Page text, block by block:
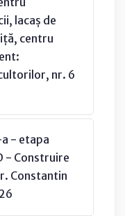
lacaș de
centru
nr. 6
- etapa
- Construire
Constantin